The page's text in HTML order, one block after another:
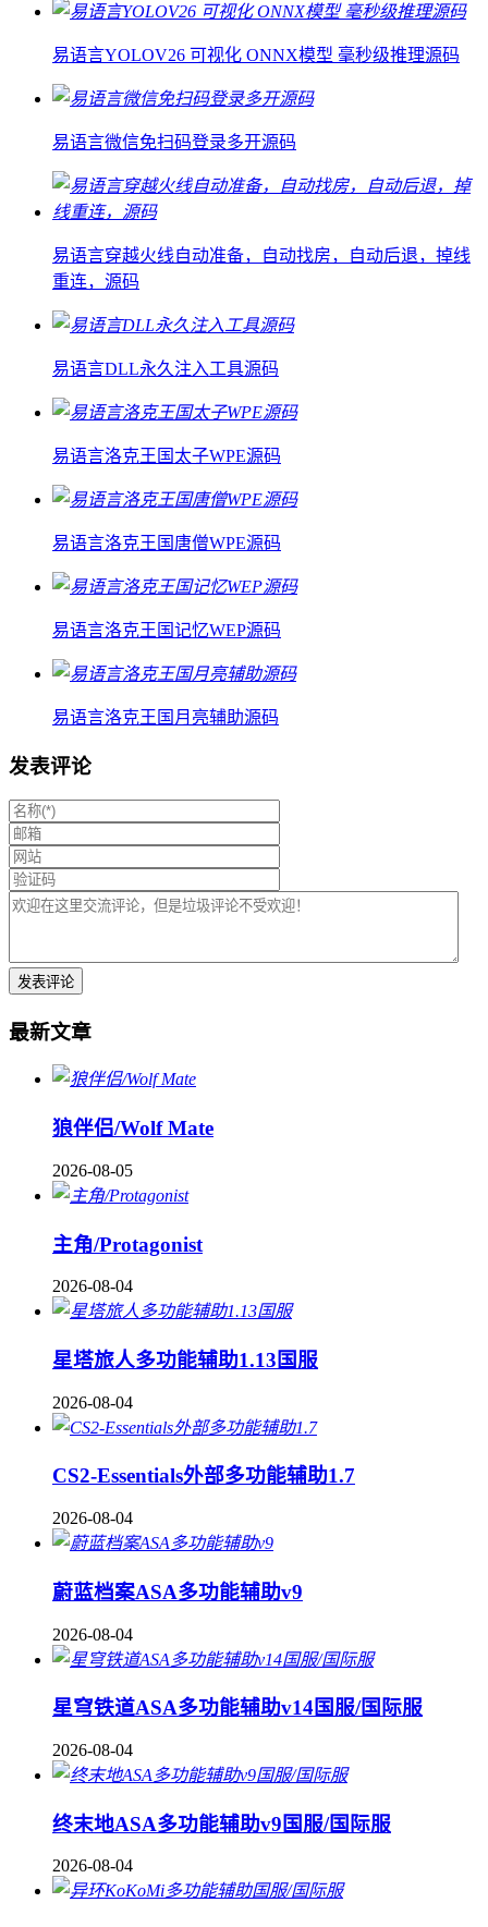
易语言YOLOV26 可视化 ONNX模型 毫秒级推理源码
易语言微信免扫码登录多开源码
易语言穿越火线自动准备，自动找房，自动后退，掉线
重连，源码
易语言DLL永久注入工具源码
易语言洛克王国太子WPE源码
易语言洛克王国唐僧WPE源码
易语言洛克王国记忆WEP源码
易语言洛克王国月亮辅助源码
发表评论
最新文章
狼伴侣/Wolf Mate
2026-08-05
主角/Protagonist
2026-08-04
星塔旅人多功能辅助1.13国服
2026-08-04
CS2-Essentials外部多功能辅助1.7
2026-08-04
蔚蓝档案ASA多功能辅助v9
2026-08-04
星穹铁道ASA多功能辅助v14国服/国际服
2026-08-04
终末地ASA多功能辅助v9国服/国际服
2026-08-04